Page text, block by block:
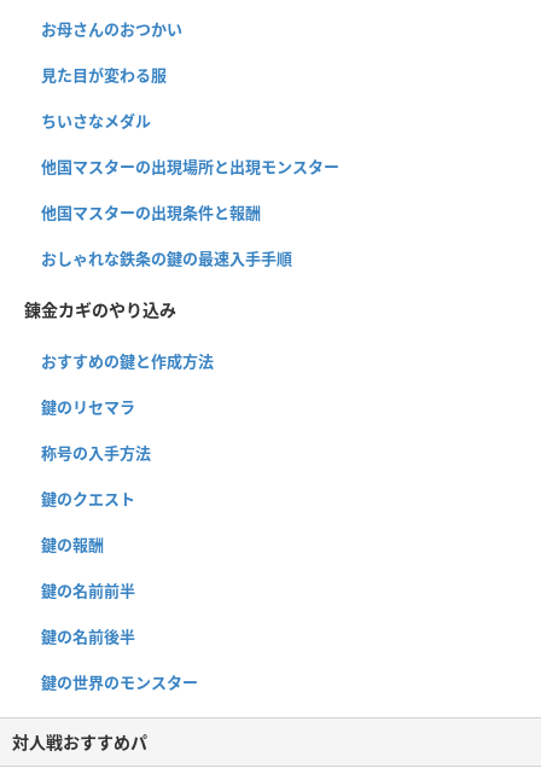
お母さんのおつかい
見た目が変わる服
ちいさなメダル
他国マスターの出現場所と出現モンスター
他国マスターの出現条件と報酬
おしゃれな鉄条の鍵の最速入手手順
錬金カギのやり込み
おすすめの鍵と作成方法
鍵のリセマラ
称号の入手方法
鍵のクエスト
鍵の報酬
鍵の名前前半
鍵の名前後半
鍵の世界のモンスター
対人戦おすすめパ